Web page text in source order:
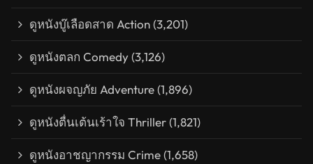
ดูหนังบู๊เลือดสาด Action(3,201)
ดูหนังตลก Comedy(3,126)
ดูหนังผจญภัย Adventure(1,896)
ดูหนังตื่นเต้นเร้าใจ Thriller(1,821)
ดูหนังอาชญากรรม Crime(1,658)